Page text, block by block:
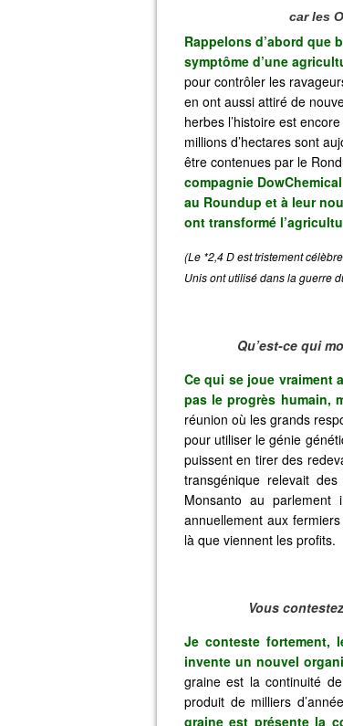
car les
Rappelons d’abord que
symptôme d’une
pour contrôler les
en ont aussi attiré de
herbes l’histoire est
millions d’hectares sont
être contenues par le
compagnie
au Roundup et à leur
ont transformé
(Le *2,4 D est tristement
Unis ont utilisé dans la guerre
Qu’est-ce qui
Ce qui se joue vraiment
pas le progrès humain,
réunion où les grands
pour utiliser le génie
puissent en tirer des
transgénique relevait
Monsanto au
annuellement aux
là que viennent les profits.
Vous
Je conteste fortement,
invente un nouvel
graine est la continuité de
produit de milliers
graine est présente la